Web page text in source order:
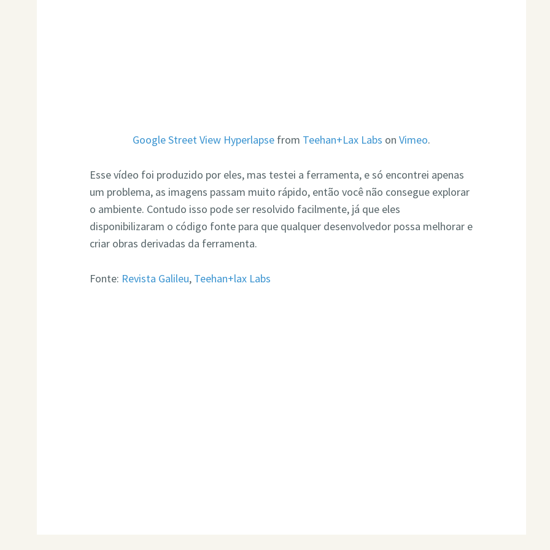
Google Street View Hyperlapsefrom Teehan+Lax Labs on Vimeo.
Esse vídeo foi produzido por eles, mas testei a ferramenta, e só encontrei apenas
um problema, as imagens passam muito rápido, então você não consegue explorar
o ambiente. Contudo isso pode ser resolvido facilmente, já que eles
disponibilizaram o código fonte para que qualquer desenvolvedor possa melhorar e
criar obras derivadas da ferramenta.
Fonte: Revista Galileu, Teehan+lax Labs